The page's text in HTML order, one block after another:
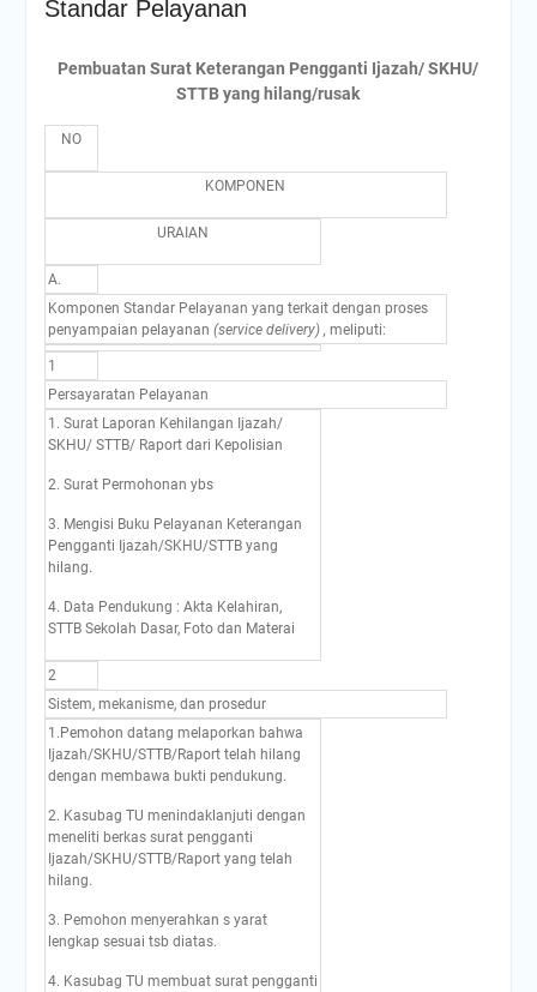
Antusiasme
Dua Siswa SMP Negeri 1
Boyolali Raih Juara di
Prestasi: SMP Negeri 1
Boyolali Raih Tiket OSN
Nasional”
INFORMASI DAFTAR
ULANG SPMB TAHUN
AJARAN 2025/2026
INFORMASI DAFTAR
AJARAN 2026/2027
Standar Pelayanan
Pembuatan Surat Keterangan Pengganti Ijazah/ SKHU/
STTB yang hilang/rusak
NO
KOMPONEN
URAIAN
A.
Komponen Standar Pelayanan yang terkait dengan proses
penyampaian pelayanan (service delivery) , meliputi:
1
Persayaratan Pelayanan
1. Surat Laporan Kehilangan Ijazah/
SKHU/ STTB/ Raport dari Kepolisian
2. Surat Permohonan ybs
3. Mengisi Buku Pelayanan Keterangan
Pengganti Ijazah/SKHU/STTB yang
hilang.
4. Data Pendukung : Akta Kelahiran,
STTB Sekolah Dasar, Foto dan Materai
2
Sistem, mekanisme, dan prosedur
1.Pemohon datang melaporkan bahwa
Ijazah/SKHU/STTB/Raport telah hilang
dengan membawa bukti pendukung.
2. Kasubag TU menindaklanjuti dengan
meneliti berkas surat pengganti
Ijazah/SKHU/STTB/Raport yang telah
hilang.
3. Pemohon menyerahkan s yarat
lengkap sesuai tsb diatas.
4. Kasubag TU membuat surat pengganti